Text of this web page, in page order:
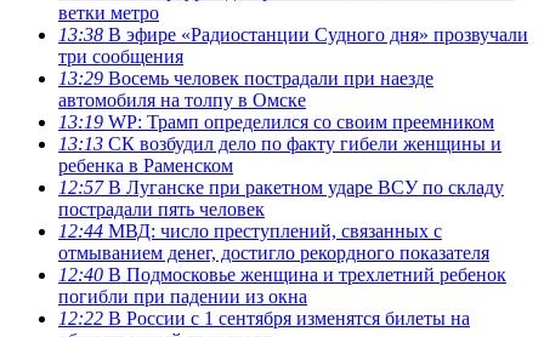
ветки метро
13:38 В эфире «Радиостанции Судного дня» прозвучали
три сообщения
13:29 Восемь человек пострадали при наезде
автомобиля на толпу в Омске
13:19 WP: Трамп определился со своим преемником
13:13 СК возбудил дело по факту гибели женщины и
ребенка в Раменском
12:57В Луганске при ракетном ударе ВСУ по складу
пострадали пять человек
12:44 МВД: число преступлений, связанных с
отмыванием денег, достигло рекордного показателя
12:40 В Подмосковье женщина и трехлетний ребенок
погибли при падении из окна
12:22 В России с 1 сентября изменятся билеты на